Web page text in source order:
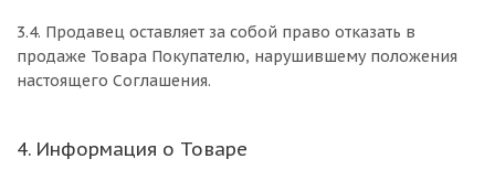
3.4. Продавец оставляет за собой право отказать в
продаже Товара Покупателю, нарушившему положения
настоящего Соглашения.
4. Информация о Товаре